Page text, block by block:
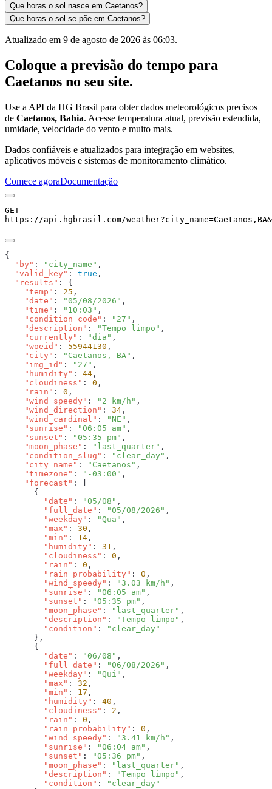
Que horas o sol nasce em Caetanos?
Que horas o sol se põe em Caetanos?
Atualizado em 9 de agosto de 2026 às 06:03.
Coloque a previsão do tempo para
Caetanos no seu site.
Use a API da HG Brasil para obter dados meteorológicos precisos
de Caetanos, Bahia. Acesse temperatura atual, previsão estendida,
umidade, velocidade do vento e muito mais.
Dados confiáveis e atualizados para integração em websites,
aplicativos móveis e sistemas de monitoramento climático.
Comece agoraDocumentação
GET
https://api.hgbrasil.com/weather?city_name=Caetanos,BA&
  "by"
: "city_name"
  "valid_key"
: true
  "results"
    "temp"
: 25
    "date"
: "05/08/2026"
    "time"
: "10:03"
    "condition_code"
: "27"
    "description"
: "Tempo limpo"
    "currently"
: "dia"
    "woeid"
: 55944130
    "city"
: "Caetanos, BA"
    "img_id"
: "27"
    "humidity"
: 44
    "cloudiness"
: 0
    "rain"
: 0
    "wind_speedy"
: "2 km/h"
    "wind_direction"
: 34
    "wind_cardinal"
: "NE"
    "sunrise"
: "06:05 am"
    "sunset"
: "05:35 pm"
    "moon_phase"
: "last_quarter"
    "condition_slug"
: "clear_day"
    "city_name"
: "Caetanos"
    "timezone"
: "-03:00"
    "forecast"
        "date"
: "05/08"
        "full_date"
: "05/08/2026"
        "weekday"
: "Qua"
        "max"
: 30
        "min"
: 14
        "humidity"
: 31
        "cloudiness"
: 0
        "rain"
: 0
        "rain_probability"
: 0
        "wind_speedy"
: "3.03 km/h"
        "sunrise"
: "06:05 am"
        "sunset"
: "05:35 pm"
        "moon_phase"
: "last_quarter"
        "description"
: "Tempo limpo"
        "condition"
:
        "date"
: "06/08"
        "full_date"
: "06/08/2026"
        "weekday"
: "Qui"
        "max"
: 32
        "min"
: 17
        "humidity"
: 40
        "cloudiness"
: 2
        "rain"
: 0
        "rain_probability"
: 0
        "wind_speedy"
: "3.41 km/h"
        "sunrise"
: "06:04 am"
        "sunset"
: "05:36 pm"
        "moon_phase"
: "last_quarter"
        "description"
: "Tempo limpo"
        "condition"
: